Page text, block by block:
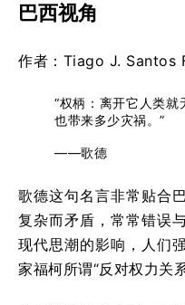
巴西视角
作者：Tiago J. Santos
“权柄：离开它人类就
也带来多少灾祸。”
——歌德
歌德这句名言非常贴合
复杂而矛盾，常常错误
现代思潮的影响，人们
家福柯所谓“反对权力关